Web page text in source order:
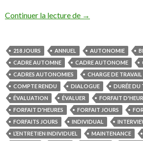
Continuer la lecture de Le forfait jours
→
218 JOURS ANNUEL AUTONOMIE
CADRE AUTOMNE
CADRE AUTONOME
CADRES AUTONOMIES
CHARGE DE TRAVAIL
COMPTE RENDU
DIALOGUE DURÉE DU
ÉVALUATION
ÉVALUER
FORFAIT
FORFAIT D'HEURES
FORFAIT JOURS
FORFAITS JOURS
INDIVIDUAL
L’ENTRETIEN INDIVIDUEL
MAINTENANCE